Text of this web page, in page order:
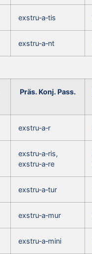
exstru‑a‑tis
exstru‑a‑nt
Präs. Konj. Pass.
exstru‑a‑r
exstru‑a‑ris,
exstru‑a‑re
exstru‑a‑tur
exstru‑a‑mur
exstru‑a‑mini